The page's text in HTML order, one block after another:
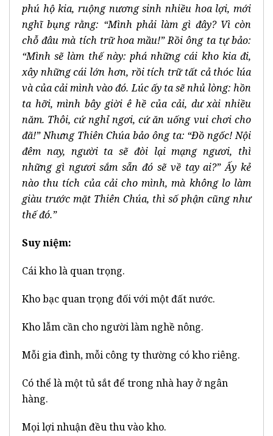
phú hộ kia, ruộng nương sinh nhiều hoa lợi, mới
nghĩ bụng rằng: “Mình phải làm gì đây? Vì còn
chỗ đâu mà tích trữ hoa mầu!” Rồi ông ta tự bảo:
“Mình sẽ làm thế này: phá những cái kho kia đi,
xây những cái lớn hơn, rồi tích trữ tất cả thóc lúa
và của cải mình vào đó. Lúc ấy ta sẽ nhủ lòng: hồn
ta hỡi, mình bây giời ê hề của cải, dư xài nhiều
năm. Thôi, cứ nghỉ ngơi, cứ ăn uống vui chơi cho
đã!” Nhưng Thiên Chúa bảo ông ta: “Ðồ ngốc! Nội
đêm nay, người ta sẽ đòi lại mạng ngươi, thì
những gì ngươi sắm sẵn đó sẽ về tay ai?” Ấy kẻ
nào thu tích của cải cho mình, mà không lo làm
giàu trước mặt Thiên Chúa, thì số phận cũng như
thế đó.”
Suy niệm:
Cái kho là quan trọng.
Kho bạc quan trọng đối với một đất nước.
Kho lẫm cần cho người làm nghề nông.
Mỗi gia đình, mỗi công ty thường có kho riêng.
Có thể là một tủ sắt để trong nhà hay ở ngân
hàng.
Mọi lợi nhuận đều thu vào kho.